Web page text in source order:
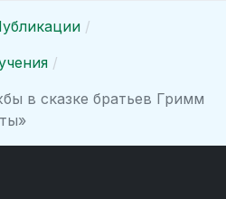
в сказке братьев Гримм